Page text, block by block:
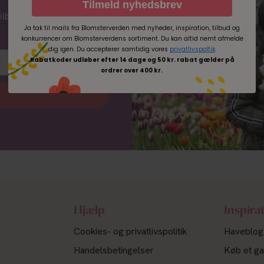
og få gode tips og
Hjælp
Cookies- og privatlivspolitik
Handelsbetingelser
Haveblog
Køb et
Tilmeld nyhedsbrev
Ja tak til mails fra Blomsterverden med nyheder, inspiration, tilbud og
konkurrencer om Blomsterverdens sortiment. Du kan altid nemt afmelde
dig igen. Du accepterer samtidig vores privatlivspoltik.
Rabatkoder udløber efter 14 dage og 50 kr. rabat gælder på
ordrer over 400 kr.